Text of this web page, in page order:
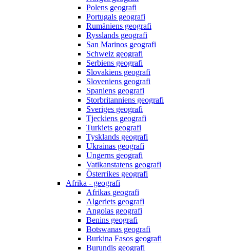
Polens geografi
Portugals geografi
Rumäniens geografi
Rysslands geografi
San Marinos geografi
Schweiz geografi
Serbiens geografi
Slovakiens geografi
Sloveniens geografi
Spaniens geografi
Storbritanniens geografi
Sveriges geografi
Tjeckiens geografi
Turkiets geografi
Tysklands geografi
Ukrainas geografi
Ungerns geografi
Vatikanstatens geografi
Österrikes geografi
Afrika - geografi
Afrikas geografi
Algeriets geografi
Angolas geografi
Benins geografi
Botswanas geografi
Burkina Fasos geografi
Burundis geografi